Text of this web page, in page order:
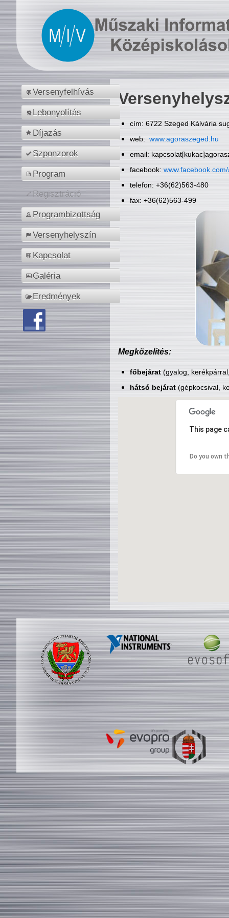
Versenyfelhívás
Lebonyolítás
Díjazás
Szponzorok
Program
Regisztráció
Programbizottság
Versenyhelyszín
Kapcsolat
Galéria
Eredmények
cím: 6722 Szeged Kálvária
web: www.agoraszeged.hu
email:
facebook:
telefon: +36(62)563-480
fax: +36(62)563-499
Megközelítés:
főbejárat(gyalog,
hátsó bejárat(gépkocsival,
This page
Do you own